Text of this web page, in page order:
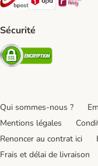
Sécurité
Security
Qui sommes-nous ?
Mentions légales
Renoncer au contrat ici
Frais et délai de livraison